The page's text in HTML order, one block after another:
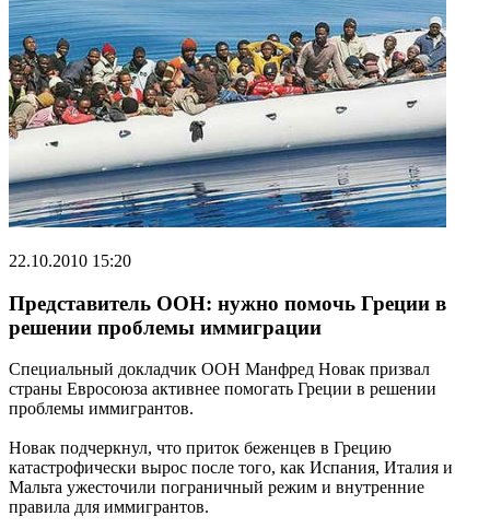
22.10.2010 15:20
Представитель ООН: нужно помочь Греции в
решении проблемы иммиграции
Специальный докладчик ООН Манфред Новак призвал
страны Евросоюза активнее помогать Греции в решении
проблемы иммигрантов.
Новак подчеркнул, что приток беженцев в Грецию
катастрофически вырос после того, как Испания, Италия и
Мальта ужесточили пограничный режим и внутренние
правила для иммигрантов.